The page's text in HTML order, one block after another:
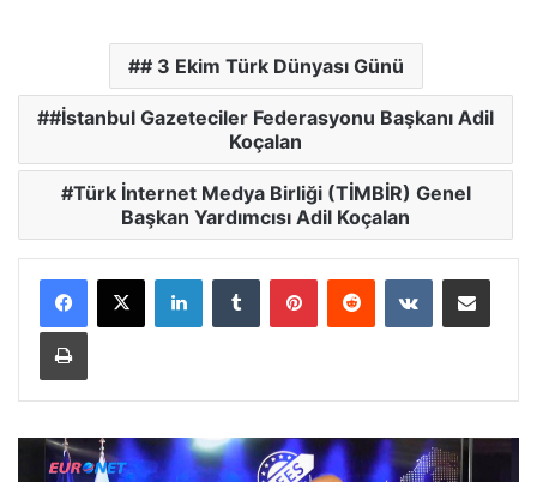
# 3 Ekim Türk Dünyası Günü
#İstanbul Gazeteciler Federasyonu Başkanı Adil
Koçalan
Türk İnternet Medya Birliği (TİMBİR) Genel
Başkan Yardımcısı Adil Koçalan
Facebook
X LinkedInTumblr PinterestReddit VKontakteE-Posta ile paylaş
Yazdır